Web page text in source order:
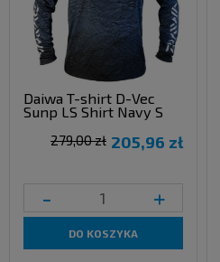
Daiwa T-shirt D-Vec
Sunp LS Shirt Navy S
205,96 zł
279,00 zł
- +
DO KOSZYKA